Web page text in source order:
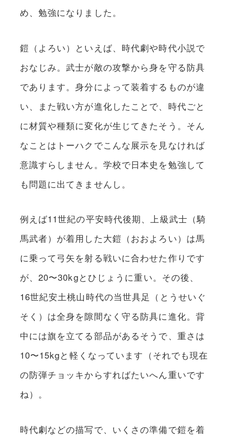
め、勉強になりました。
鎧（よろい）といえば、時代劇や時代小説で
おなじみ。武士が敵の攻撃から身を守る防具
であります。身分によって装着するものが違
い、また戦い方が進化したことで、時代ごと
に材質や種類に変化が生じてきたそう。そん
なことはトーハクでこんな展示を見なければ
意識すらしません。学校で日本史を勉強して
も問題に出てきませんし。
例えば11世紀の平安時代後期、上級武士（騎
馬武者）が着用した大鎧（おおよろい）は馬
に乗って弓矢を射る戦いに合わせた作りです
が、20〜30kgとひじょうに重い。その後、
16世紀安土桃山時代の当世具足（とうせいぐ
そく）は全身を隙間なく守る防具に進化。背
中には旗を立てる部品があるそうで、重さは
10〜15kgと軽くなっています（それでも現在
の防弾チョッキからすればたいへん重いです
ね）。
時代劇などの描写で、いくさの準備で鎧を着